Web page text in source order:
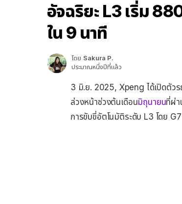
อัจฉริยะ L3 เริ่ม
ใน 9 นาที
โดย Sakura P.
ประมาณหนึ่งปีที่แล้ว
3 มิ.ย. 2025, Xpeng ได้เปิดตัว
ล่วงหน้าช่วงต้นเดือนมิถุนายนที่ผ่า
การขับขี่อัตโนมัติระดับ L3 โดย